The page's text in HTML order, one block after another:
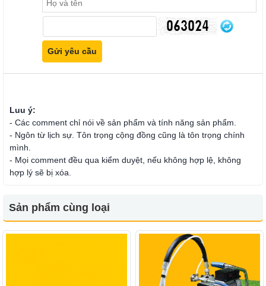
Luu ý:
- Các comment chỉ nói về sản phẩm và tính năng sản phẩm.
- Ngôn từ lịch sự. Tôn trọng cộng đồng cũng là tôn trọng chính
mình.
- Mọi comment đều qua kiểm duyệt, nếu không hợp lệ, không
hợp lý sẽ bị xóa.
Sản phẩm cùng loại